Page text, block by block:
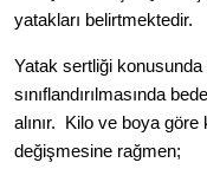
yatakları belirtmektedir.
Yatak sertliği konusunda
sınıflandırılmasında
alınır. Kilo ve boya göre
değişmesine rağmen;